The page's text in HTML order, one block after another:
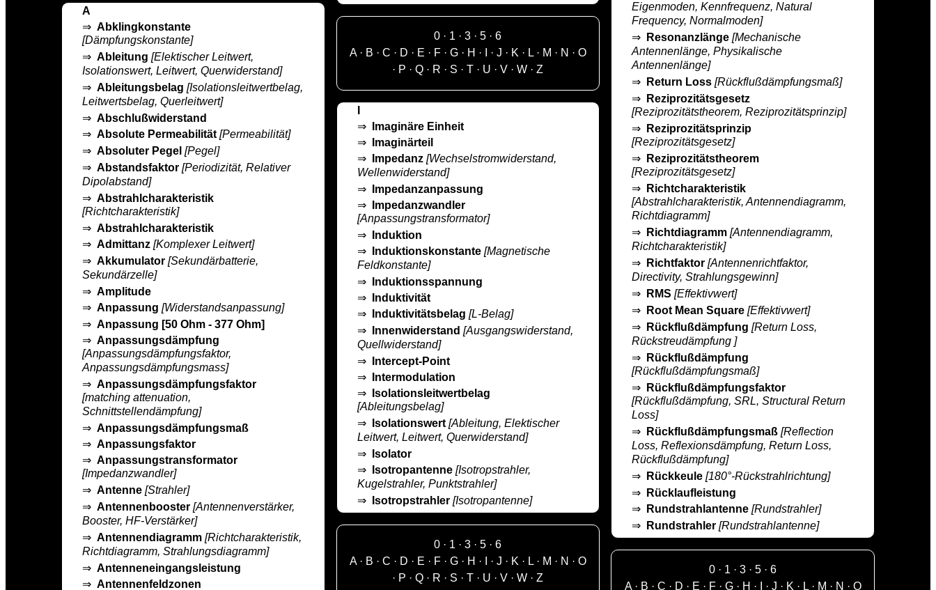
A
⇒ Abklingkonstante
[Dämpfungskonstante]
⇒ Ableitung [Elektischer Leitwert,
Isolationswert, Leitwert, Querwiderstand]
⇒ Ableitungsbelag [Isolationsleitwertbelag,
Leitwertsbelag, Querleitwert]
⇒ Abschlußwiderstand
⇒ Absolute Permeabilität [Permeabilität]
⇒ Absoluter Pegel [Pegel]
⇒ Abstandsfaktor [Periodizität, Relativer
Dipolabstand]
⇒ Abstrahlcharakteristik
[Richtcharakteristik]
⇒ Abstrahlcharakteristik
⇒ Admittanz [Komplexer Leitwert]
⇒ Akkumulator [Sekundärbatterie,
Sekundärzelle]
⇒ Amplitude
⇒ Anpassung [Widerstandsanpassung]
⇒ Anpassung [50 Ohm - 377 Ohm]
⇒ Anpassungsdämpfung
[Anpassungsdämpfungsfaktor,
Anpassungsdämpfungsmass]
⇒ Anpassungsdämpfungsfaktor
[matching attenuation,
Schnittstellendämpfung]
⇒ Anpassungsdämpfungsmaß
⇒ Anpassungsfaktor
⇒ Anpassungstransformator
[Impedanzwandler]
⇒ Antenne [Strahler]
⇒ Antennenbooster [Antennenverstärker,
Booster, HF-Verstärker]
⇒ Antennendiagramm [Richtcharakteristik,
Richtdiagramm, Strahlungsdiagramm]
⇒ Antenneneingangsleistung
⇒ Antennenfeldzonen
0 · 1 ·3 ·5 ·6
A· B · C · D · E · F· G· H · · J · K· L· M · N · O
· P ·Q · R · S ·T · U ·V ·W ·Z
⇒
Imaginäre Einheit
⇒
Imaginärteil
⇒
Impedanz[Wechselstromwiderstand,
Wellenwiderstand]
⇒
Impedanzanpassung
⇒
Impedanzwandler
[Anpassungstransformator]
⇒
Induktion
⇒
Induktionskonstante[Magnetische
Feldkonstante]
⇒
Induktionsspannung
⇒
Induktivität
⇒
Induktivitätsbelag [L-Belag]
⇒
Innenwiderstand [Ausgangswiderstand,
Quellwiderstand]
⇒
Intercept-Point
⇒
Intermodulation
⇒
Isolationsleitwertbelag
[Ableitungsbelag]
⇒
Isolationswert[Ableitung, Elektischer
Leitwert, Leitwert, Querwiderstand]
⇒
Isolator
⇒
Isotropantenne[Isotropstrahler,
Kugelstrahler, Punktstrahler]
⇒
Isotropstrahler[Isotropantenne]
0 · 1 ·3 ·5 ·6
A· B · C · D · E · F· G· H · · J · K · L· M · N · O
· P ·Q · R · S ·T · U ·V ·W ·Z
Eigenmoden, Kennfrequenz, Natural
Frequency, Normalmoden]
⇒
Resonanzlänge [Mechanische
Antennenlänge, Physikalische
Antennenlänge]
⇒
Return Loss [Rückflußdämpfungsmaß]
⇒
Reziprozitätsgesetz
[Reziprozitätstheorem, Reziprozitätsprinzip]
⇒
Reziprozitätsprinzip
[Reziprozitätsgesetz]
⇒
Reziprozitätstheorem
[Reziprozitätsgesetz]
⇒
Richtcharakteristik
[Abstrahlcharakteristik, Antennendiagramm,
Richtdiagramm]
⇒
Richtdiagramm [Antennendiagramm,
Richtcharakteristik]
⇒
Richtfaktor [Antennenrichtfaktor,
Directivity, Strahlungsgewinn]
⇒
RMS [Effektivwert]
⇒
Root Mean Square [Effektivwert]
⇒
Rückflußdämpfung [Return Loss,
Rückstreudämpfung ]
⇒
Rückflußdämpfung
[Rückflußdämpfungsmaß]
⇒
Rückflußdämpfungsfaktor
[Rückflußdämpfung, SRL, Structural Return
Loss]
⇒
Rückflußdämpfungsmaß [Reflection
Loss, Reflexionsdämpfung, Return Loss,
Rückflußdämpfung]
⇒
Rückkeule [180°-Rückstrahlrichtung]
⇒
Rücklaufleistung
⇒
Rundstrahlantenne [Rundstrahler]
⇒
Rundstrahler [Rundstrahlantenne]
0 · 1 ·3 ·5 ·6
A· B · C · D · E · F· G· H · · J · K· L· M · N · O